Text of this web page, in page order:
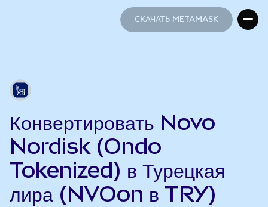
СКАЧАТЬ METAMASK
Конвертировать Novo
Nordisk (Ondo
Tokenized) в Турецкая
лира (NVOon в TRY)